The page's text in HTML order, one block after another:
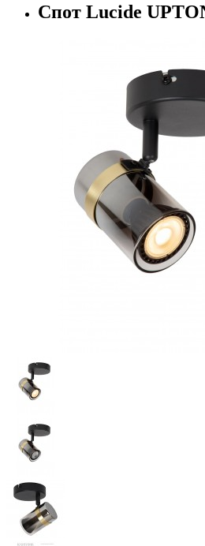
Спот Lucide